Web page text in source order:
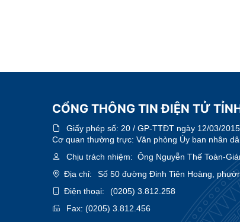
CỔNG THÔNG TIN ĐIỆN TỬ
Giấy phép số: 20 / GP-TTĐT ngày 12/03/
Cơ quan thường trực: Văn phòng Ủy ban nhân
Chịu trách nhiệm: Ông Nguyễn Thế Toàn-
Địa chỉ:
Số 50 đường Đinh Tiên Hoàng,
Điện thoại:
(0205) 3.812.258
Fax: (0205) 3.812.456